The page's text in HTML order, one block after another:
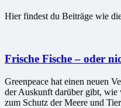
Hier findest du Beiträge wie
Frische Fische – oder
Greenpeace hat einen neuen
der Auskunft darüber gibt,
zum Schutz der Meere und